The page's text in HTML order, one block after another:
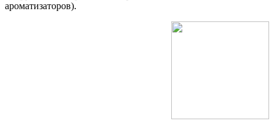
ароматизаторов).